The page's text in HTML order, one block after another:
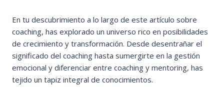
En tu descubrimiento a lo largo de este artículo sobre
coaching, has explorado un universo rico en posibilidades
de crecimiento y transformación. Desde desentrañar el
significado del coaching hasta sumergirte en la gestión
emocional y diferenciar entre coaching y mentoring, has
tejido un tapiz integral de conocimientos.